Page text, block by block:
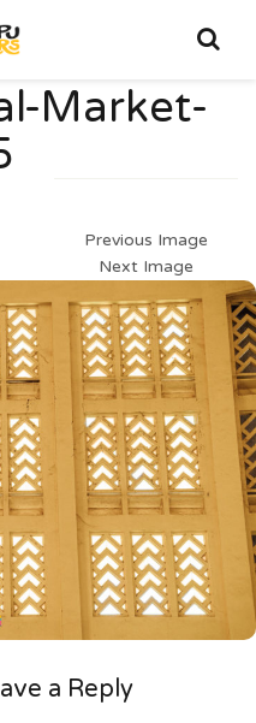
Market-
Previous Image
Next Image
a Reply